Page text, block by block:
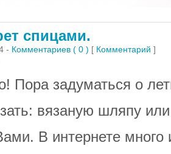
спицами.
- Комментариев ( 0 ) [ Комментарий ]
Пора задуматься о
вязаную шляпу
В интернете